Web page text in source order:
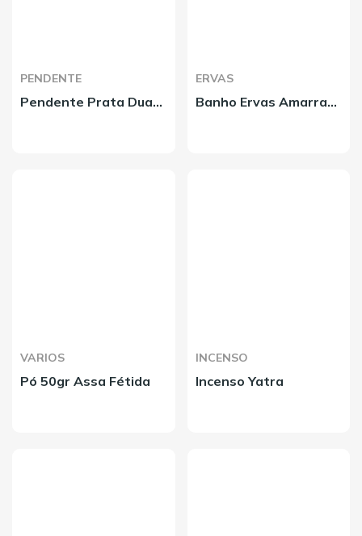
PENDENTE
Pendente Prata Duas Proteções Tetragrammaton 10mm
ERVAS
Banho Ervas Amarração
VARIOS
Pó 50gr Assa Fétida
INCENSO
Incenso Yatra